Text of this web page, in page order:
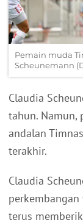
Pemain muda
Scheunemann
Claudia
tahun. Namun,
andalan
terakhir.
Claudia
terus